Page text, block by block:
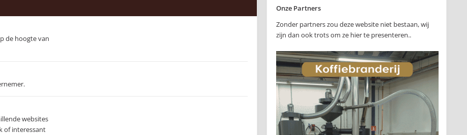
de hoogte van
websites
of interessant
Onze Partners
Zonder partners zou deze website niet bestaan, wij
zijn dan ook trots om ze hier te presenteren..